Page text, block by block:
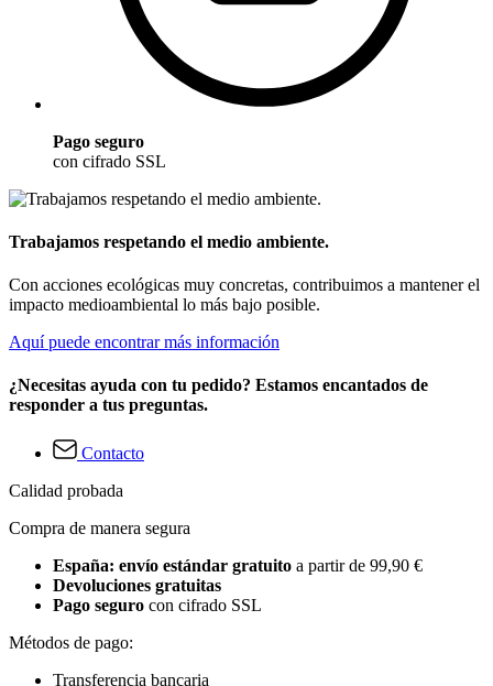
Pago seguro
con cifrado SSL
Trabajamos respetando el medio ambiente.
Con acciones ecológicas muy concretas, contribuimos a mantener el
impacto medioambiental lo más bajo posible.
Aquí puede encontrar más información
¿Necesitas ayuda con tu pedido? Estamos encantados de
responder a tus preguntas.
Contacto
Calidad probada
Compra de manera segura
España: envío estándar gratuito a partir de 99,90 €
Devoluciones gratuitas
Pago seguro con cifrado SSL
Métodos de pago:
Transferencia bancaria